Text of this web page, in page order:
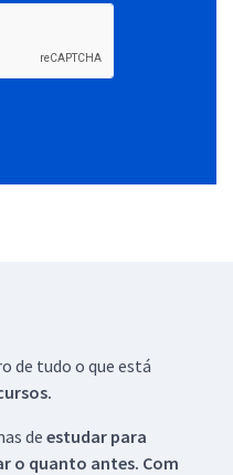
de tudo o que está
de estudar para
o quanto antes. Com